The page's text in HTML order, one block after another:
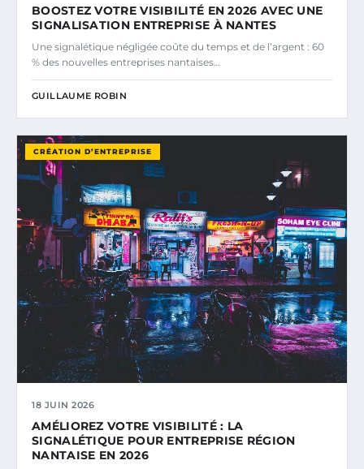
BOOSTEZ VOTRE VISIBILITÉ EN 2026 AVEC UNE
SIGNALISATION ENTREPRISE À NANTES
Une signalétique négligée coûte du temps et de l’argent : 60
% des nouvelles entreprises nantaises…
GUILLAUME ROBIN
CRÉATION D’ENTREPRISE
18 JUIN 2026
AMÉLIOREZ VOTRE VISIBILITÉ : LA
SIGNALÉTIQUE POUR ENTREPRISE RÉGION
NANTAISE EN 2026